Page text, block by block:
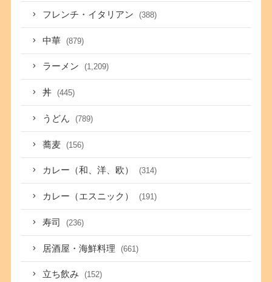
フレンチ・イタリアン (388)
中華 (879)
ラーメン (1,209)
丼 (445)
うどん (789)
蕎麦 (156)
カレー（和、洋、欧） (314)
カレー（エスニック） (191)
寿司 (236)
居酒屋・海鮮料理 (661)
立ち飲み (152)